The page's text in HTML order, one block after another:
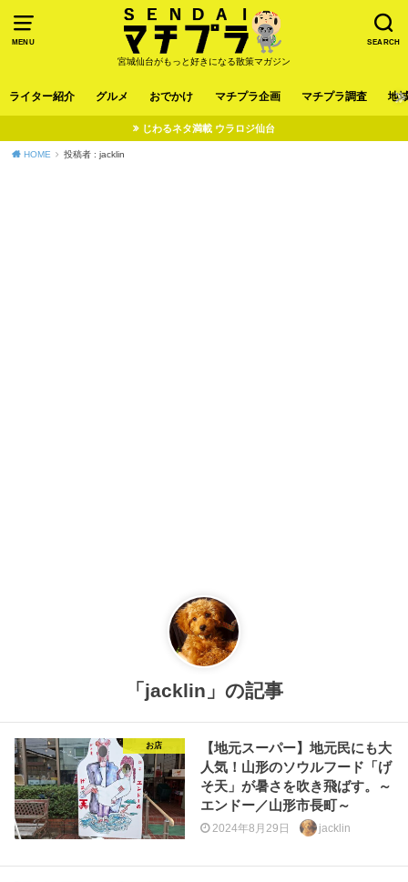
MENU SEARCH
宮城仙台がもっと好きになる散策マガジン
ライター紹介 グルメ おでかけ マチプラ企画 マチプラ調査 地
じわるネタ満載 ウラロジ仙台
HOME 投稿者 : jacklin
「jacklin」の記事
お店
【地元スーパー】地元民にも大
人気！山形のソウルフード「げ
そ天」が暑さを吹き飛ばす。～
エンドー／山形市長町～
2024年8月29日 jacklin